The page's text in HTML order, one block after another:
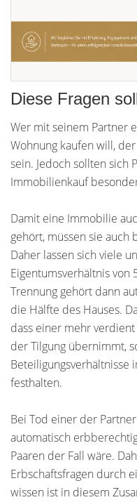
Diese Fragen
Wer mit seinem Partner
Wohnung kaufen will,
sein. Jedoch sollten sich
Immobilienkauf
Damit eine Immobilie
gehört, müssen sie
Daher lassen sich viele
Eigentumsverhältnis von
Trennung gehört dann
die Hälfte des Hauses.
dass einer mehr
der Tilgung übernimmt,
festhalten.
Bei Tod einer der
automatisch
Paaren der Fall wäre.
Erbschaftsfragen durch
wissen ist in diesem